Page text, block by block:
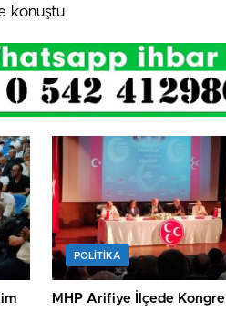
konuştu
POLİTİKA
MHP Arifiye İlçede Kongre